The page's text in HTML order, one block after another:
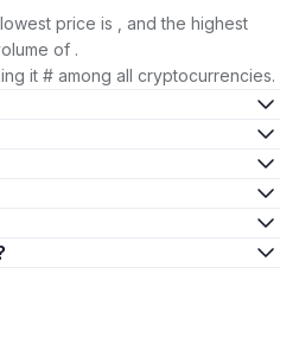
price is , and the highest
of .
it # among all cryptocurrencies.